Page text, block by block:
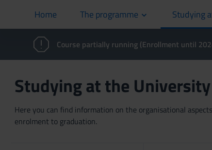
Home
current The programme Studying
Course partially running (Enrollment until
Studying at the
Here you can find information on the organisational
enrolment to graduation.